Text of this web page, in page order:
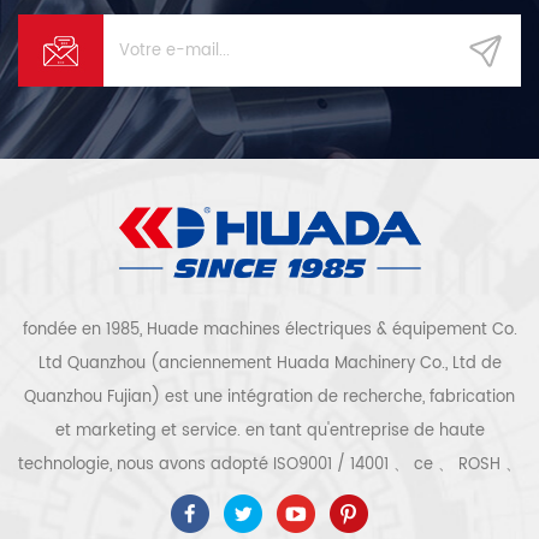
fondée en 1985, Huade machines électriques & équipement Co.
Ltd Quanzhou (anciennement Huada Machinery Co., Ltd de
Quanzhou Fujian) est une intégration de recherche, fabrication
et marketing et service. en tant qu'entreprise de haute
technologie, nous avons adopté ISO9001 / 14001 、 ce 、 ROSH 、
ETL 、 CQC 、 certification de qualité et de sécurité ccc,
certification d'entreprise de haute technologie, etc. que 300